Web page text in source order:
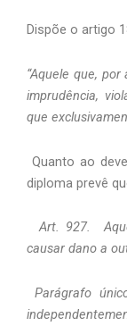
Dispõe o artigo
“Aquele que,
imprudência,
que
Quanto ao
diploma prevê
Art. 927.
causar dano a
Parágrafo